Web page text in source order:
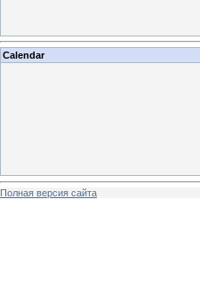
Calendar
Полная версия сайта